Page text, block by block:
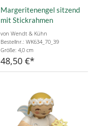
Margeritenengel sitzend
mit Stickrahmen
von Wendt & Kühn
Bestellnr.: WK634_70_39
Größe: 4,0 cm
48,50 €